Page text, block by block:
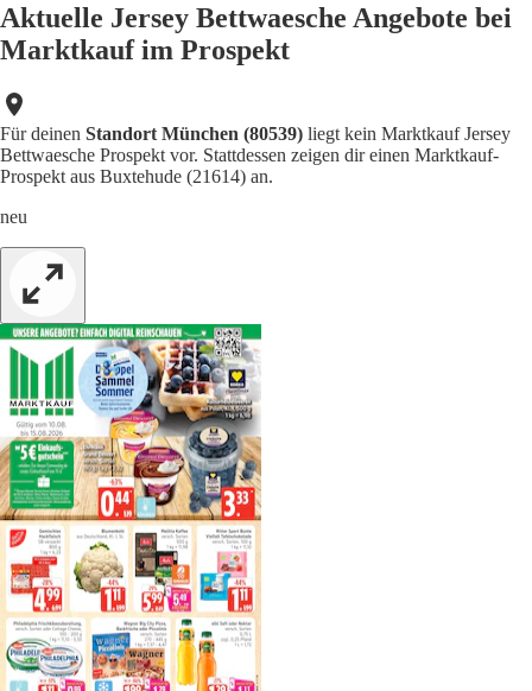
Aktuelle Jersey Bettwaesche Angebote bei
Marktkauf im Prospekt
Für deinen Standort München (80539) liegt kein Marktkauf Jersey
Bettwaesche Prospekt vor. Stattdessen zeigen dir einen Marktkauf-
Prospekt aus Buxtehude (21614) an.
neu